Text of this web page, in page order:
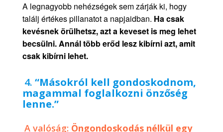
A legnagyobb nehézségek sem zárják ki, hogy
találj értékes pillanatot a napjaidban. Ha csak
kevésnek örülhetsz, azt a keveset is meg lehet
becsülni. Annál több erőd lesz kibírni azt, amit
csak kibírni lehet.
4. “Másokról kell gondoskodnom,
magammal foglalkozni önzőség
lenne.”
A valóság: Öngondoskodás nélkül egy